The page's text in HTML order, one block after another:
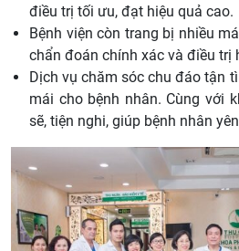
điều trị tối ưu, đạt hiệu quả cao.
Bệnh viện còn trang bị nhiều
chẩn đoán chính xác và điều trị
Dịch vụ chăm sóc chu đáo tận
mái cho bệnh nhân. Cùng với
sẽ, tiện nghi, giúp bệnh nhân